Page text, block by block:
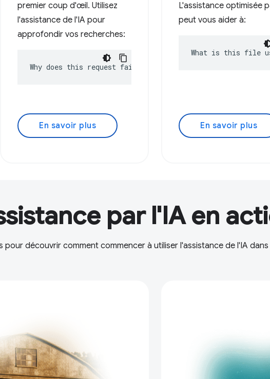
premier coup d'œil. Utilisez
l'assistance de l'IA pour
approfondir vos recherches:
Why does this request fail?
En savoir plus
L'assistance optimisée
peut vous aider à:
What is this file
En savoir plus
par l'IA en
découvrir comment commencer à utiliser l'assistance de l'IA dans